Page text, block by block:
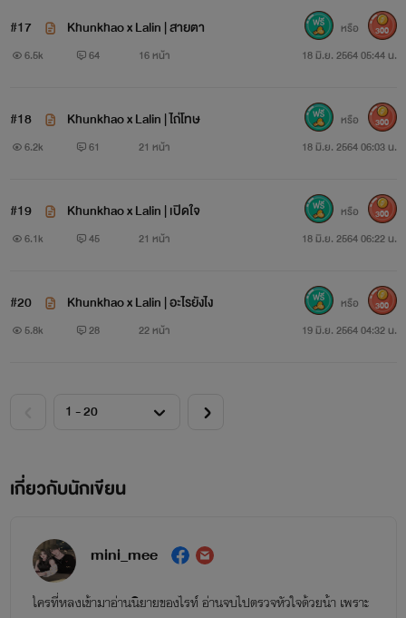
#17 Khunkhao x Lalin | สายตา
6.5k 64 16 หน้า 18 มิ.ย. 2564 05:44 น.
หรือ 300
#18 Khunkhao x Lalin | ไถ่โทษ
6.2k 61 21 หน้า 18 มิ.ย. 2564 06:03 น.
หรือ 300
#19 Khunkhao x Lalin | เปิดใจ
6.1k 45 21 หน้า 18 มิ.ย. 2564 06:22 น.
หรือ 300
#20 Khunkhao x Lalin | อะไรยังไง
5.8k 28 22 หน้า 19 มิ.ย. 2564 04:32 น.
หรือ 300
เกี่ยวกับนักเขียน
mini_mee
ใครที่หลงเข้ามาอ่านนิยายของไรท์ อ่านจบไปตรวจหัวใจด้วยน้า เพราะ